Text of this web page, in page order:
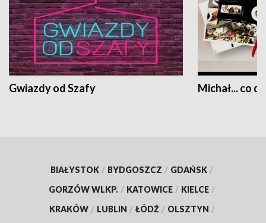
Gwiazdy od Szafy Michał... co
BIAŁYSTOK / BYDGOSZCZ / GDAŃSK /
GORZÓW WLKP. / KATOWICE / KIELCE /
KRAKÓW / LUBLIN / ŁÓDŹ / OLSZTYN /